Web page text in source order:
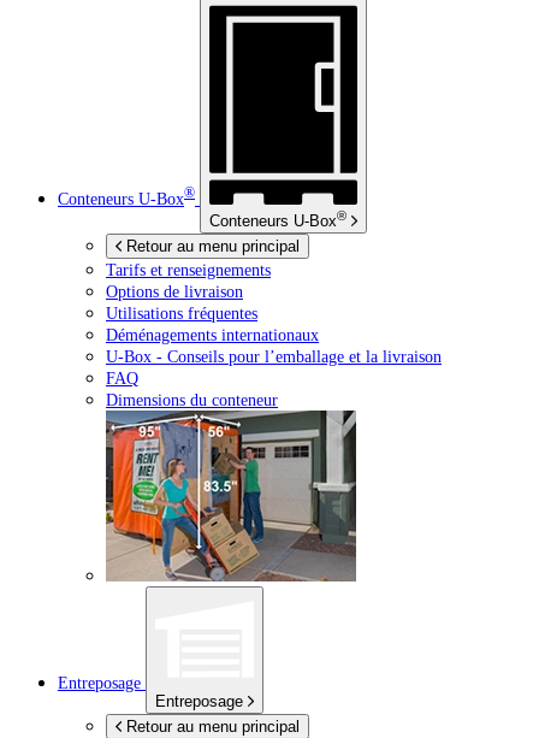
Conteneurs U-Box®
Conteneurs U-Box®
Retour au menu principal
Tarifs et renseignements
Options de livraison
Utilisations fréquentes
Déménagements internationaux
U-Box - Conseils pour l’emballage et la livraison
FAQ
Dimensions du conteneur
Entreposage
Entreposage
Retour au menu principal